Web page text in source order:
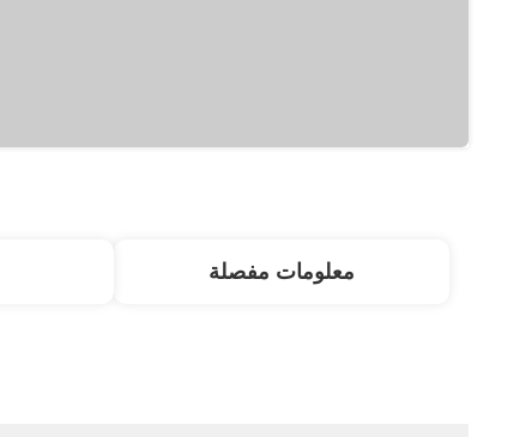
معلومات مفصلة